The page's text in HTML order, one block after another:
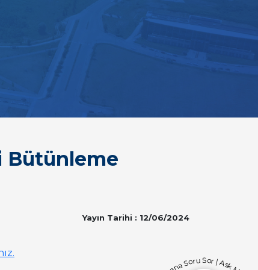
Bütünleme
Yayın Tarihi : 12/06/2024